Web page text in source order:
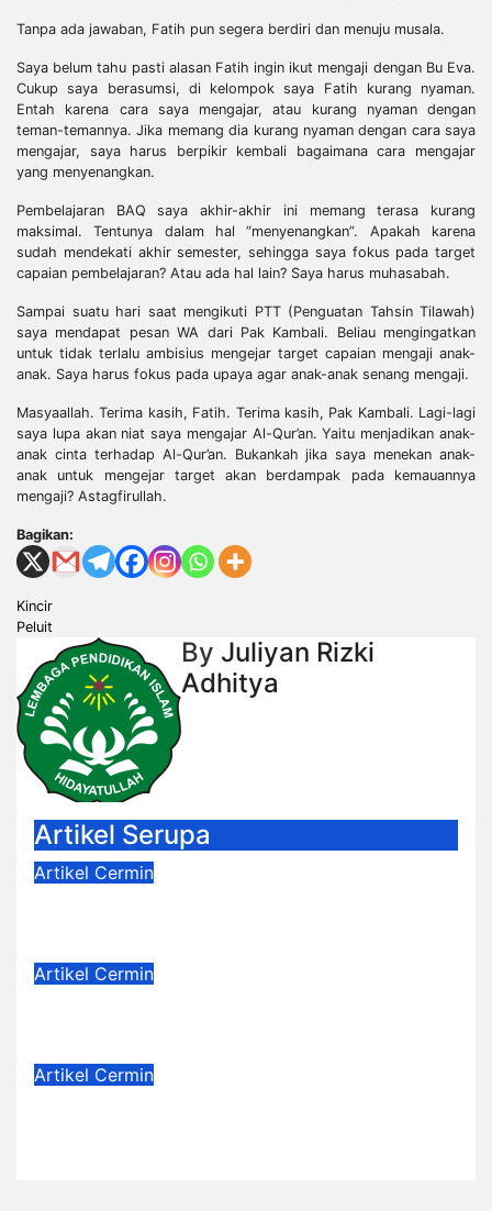
Tanpa ada jawaban, Fatih pun segera berdiri dan menuju musala.
Saya belum tahu pasti alasan Fatih ingin ikut mengaji dengan Bu Eva.
Cukup saya berasumsi, di kelompok saya Fatih kurang nyaman.
Entah karena cara saya mengajar, atau kurang nyaman dengan
teman-temannya. Jika memang dia kurang nyaman dengan cara saya
mengajar, saya harus berpikir kembali bagaimana cara mengajar
yang menyenangkan.
Pembelajaran BAQ saya akhir-akhir ini memang terasa kurang
maksimal. Tentunya dalam hal “menyenangkan”. Apakah karena
sudah mendekati akhir semester, sehingga saya fokus pada target
capaian pembelajaran? Atau ada hal lain? Saya harus muhasabah.
Sampai suatu hari saat mengikuti PTT (Penguatan Tahsin Tilawah)
saya mendapat pesan WA dari Pak Kambali. Beliau mengingatkan
untuk tidak terlalu ambisius mengejar target capaian mengaji anak-
anak. Saya harus fokus pada upaya agar anak-anak senang mengaji.
Masyaallah. Terima kasih, Fatih. Terima kasih, Pak Kambali. Lagi-lagi
saya lupa akan niat saya mengajar Al-Qur’an. Yaitu menjadikan anak-
anak cinta terhadap Al-Qur’an. Bukankah jika saya menekan anak-
anak untuk mengejar target akan berdampak pada kemauannya
mengaji? Astagfirullah.
Bagikan:
Post
navigation
Kincir
Peluit
By Juliyan Rizki
Adhitya
Artikel Serupa
Artikel Cermin
Artikel Cermin
Artikel Cermin